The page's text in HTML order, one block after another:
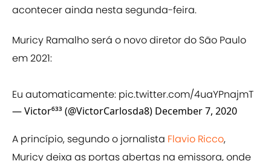
acontecer ainda nesta segunda-feira.
Muricy Ramalho será o novo diretor do São Paulo
em 2021:
Eu automaticamente: pic.twitter.com/4uaYPnajmT
— Victor⁶³³ (@VictorCarlosda8) December 7, 2020
A princípio, segundo o jornalista Flavio Ricco,
Muricy deixa as portas abertas na emissora, onde